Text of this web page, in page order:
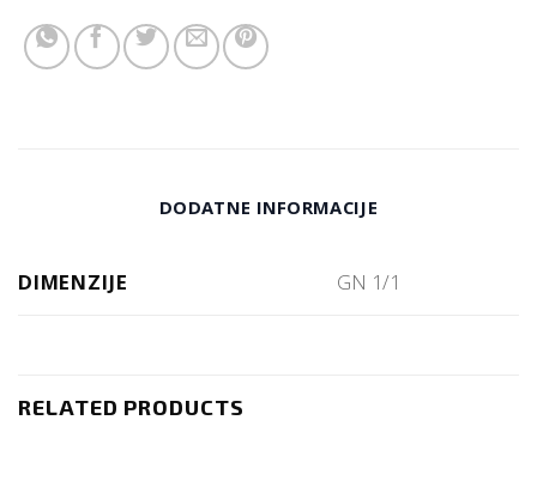
DODATNE INFORMACIJE
DIMENZIJE GN 1/1
RELATED PRODUCTS